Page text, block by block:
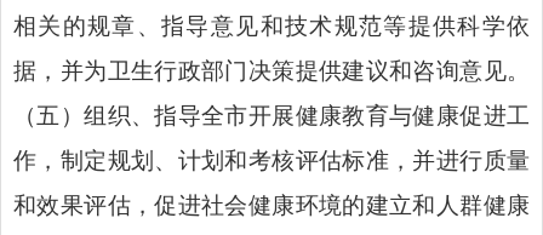
相关的规章、指导意见和技术规范等提供科学依
据，并为卫生行政部门决策提供建议和咨询意见。
（五）组织、指导全市开展健康教育与健康促进工
作，制定规划、计划和考核评估标准，并进行质量
和效果评估，促进社会健康环境的建立和人群健康